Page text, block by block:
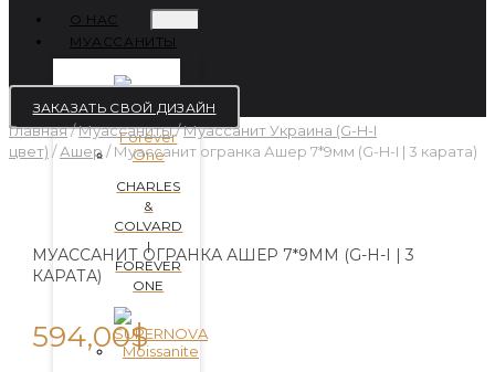
О НАС
МУАССАНИТЫ
CHARLES
&
COLVARD
|
FOREVER
ONE
ЗАКАЗАТЬ СВОЙ ДИЗАЙН
Главная/Муассаниты/Муассанит Украина (G-H-I
цвет) /Ашер/ Муассанит огранка Ашер 7*9мм (G-H-I | 3 карата)
МУАССАНИТ ОГРАНКА АШЕР 7*9ММ (G-H-I | 3
КАРАТА)
594,00$